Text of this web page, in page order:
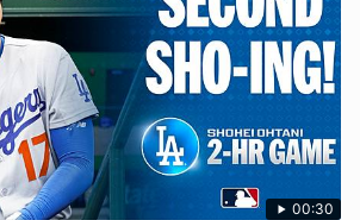
00:30